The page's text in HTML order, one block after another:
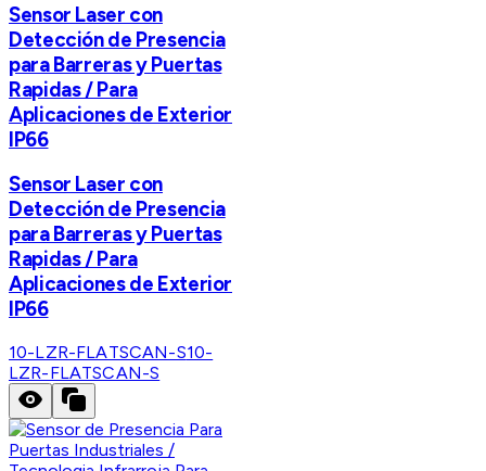
Sensor Laser con
Detección de Presencia
para Barreras y Puertas
Rapidas / Para
Aplicaciones de Exterior
IP66
Sensor Laser con
Detección de Presencia
para Barreras y Puertas
Rapidas / Para
Aplicaciones de Exterior
IP66
10-LZR-FLATSCAN-S10-
LZR-FLATSCAN-S